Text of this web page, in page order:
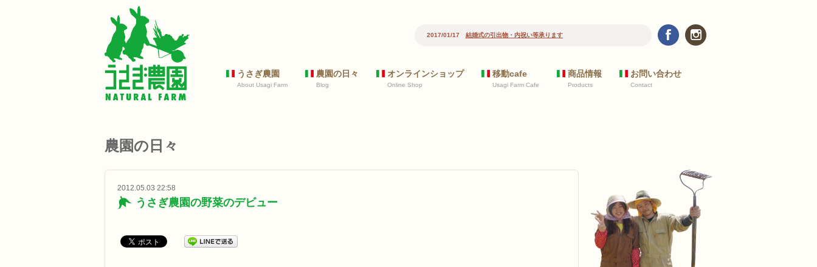
2017/10/24新規の飲食店のお客様へ 野菜リストについて
結婚式の引出物・内祝い等承ります
うさぎ農園
About Usagi Farm
農園の日々
Blog
オンラインショップ
Online Shop
移動cafe
Usagi Farm Cafe
商品情報
Products
お問い合わせ
Contact
農園の日々
2012.05.03 22:58
うさぎ農園の野菜のデビュー